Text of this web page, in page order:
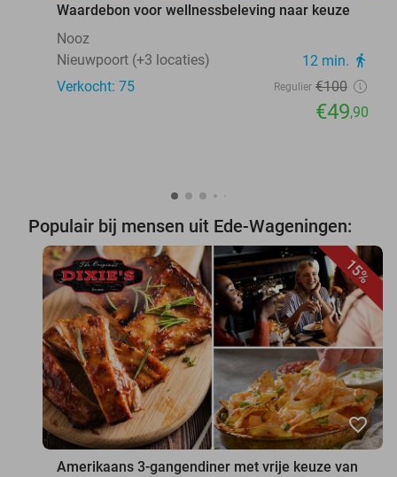
Waardebon voor wellnessbeleving naar keuze
Nooz
Nieuwpoort (+3 locaties)
12 min. directions_walk
Verkocht: 75 Regulier €100
€49,90
Populair bij mensen uit Ede-Wageningen:
15%
favorite_border
Amerikaans 3-gangendiner met vrije keuze van